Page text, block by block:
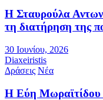
Η Σταυρούλα
τη διατήρηση της
30 Ιουνίου, 2026
Diaxeiristis
Δράσεις Νέα
Η Εύη Μωραϊτίδου